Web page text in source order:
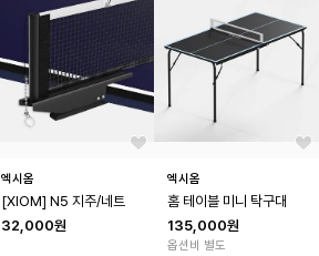
엑시옴
[XIOM] N5 지주/네트
32,000원
엑시옴
홈 테이블 미니 탁구대
135,000원
옵션비 별도